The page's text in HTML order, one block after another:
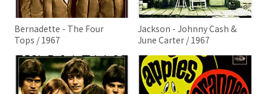
Bernadette - The Four
Tops / 1967
Jackson - Johnny Cash &
June Carter / 1967